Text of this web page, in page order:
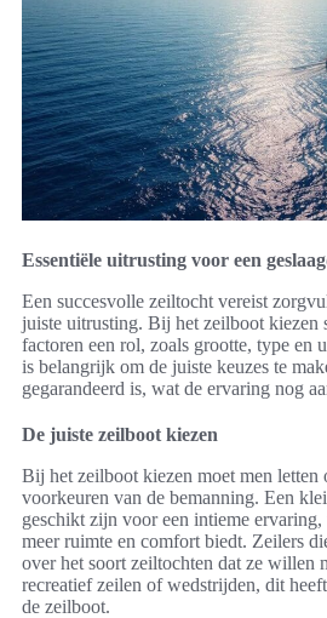
Essentiële uitrusting voor een
Een succesvolle zeiltocht vereist
juiste uitrusting. Bij het zeilboot kiezen
factoren een rol, zoals grootte, type en
is belangrijk om de juiste keuzes te
gegarandeerd is, wat de ervaring nog
De juiste zeilboot kiezen
Bij het zeilboot kiezen moet men letten
voorkeuren van de bemanning. Een
geschikt zijn voor een intieme
meer ruimte en comfort biedt. Zeilers
over het soort zeiltochten dat ze willen
recreatief zeilen of wedstrijden, dit
de zeilboot.